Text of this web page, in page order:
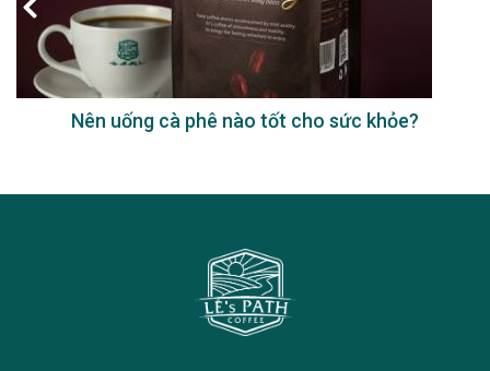
Nên uống cà phê nào tốt cho sức khỏe?